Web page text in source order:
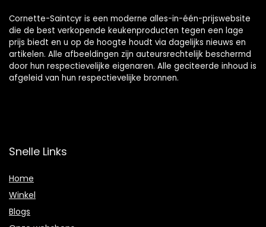
Cornette-Saintcyr is een moderne alles-in-één-prijswebsite
die de best verkopende keukenproducten tegen een lage
prijs biedt en u op de hoogte houdt via dagelijks nieuws en
artikelen. Alle afbeeldingen zijn auteursrechtelijk beschermd
door hun respectievelijke eigenaren. Alle geciteerde inhoud is
afgeleid van hun respectievelijke bronnen.
Snelle Links
Home
Winkel
Blogs